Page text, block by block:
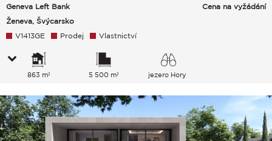
Geneva Left Bank
Ženeva, Švýcarsko
Cena na vyžádání
V1413GE Prodej Vlastnictví
863 m² 5 500 m² jezero Hory